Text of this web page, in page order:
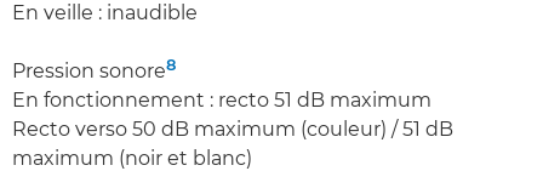
En veille : inaudible
Pression sonore8
En fonctionnement : recto 51 dB maximum
Recto verso 50 dB maximum (couleur) / 51 dB
maximum (noir et blanc)